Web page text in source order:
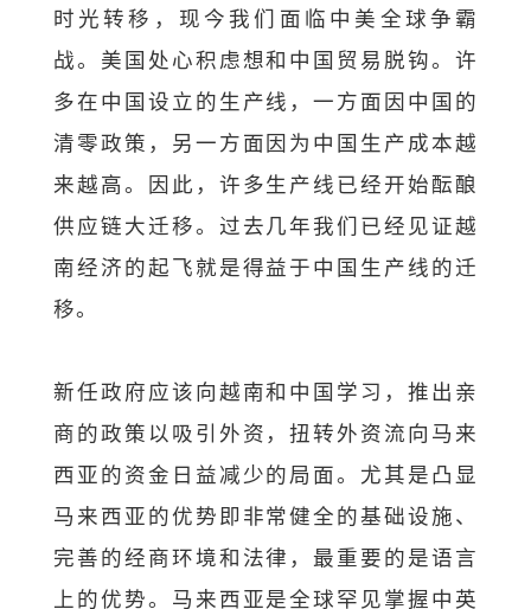
时光转移，现今我们面临中美全球争霸
战。美国处心积虑想和中国贸易脱钩。许
多在中国设立的生产线，一方面因中国的
清零政策，另一方面因为中国生产成本越
来越高。因此，许多生产线已经开始酝酿
供应链大迁移。过去几年我们已经见证越
南经济的起飞就是得益于中国生产线的迁
移。
新任政府应该向越南和中国学习，推出亲
商的政策以吸引外资，扭转外资流向马来
西亚的资金日益减少的局面。尤其是凸显
马来西亚的优势即非常健全的基础设施、
完善的经商环境和法律，最重要的是语言
上的优势。马来西亚是全球罕见掌握中英